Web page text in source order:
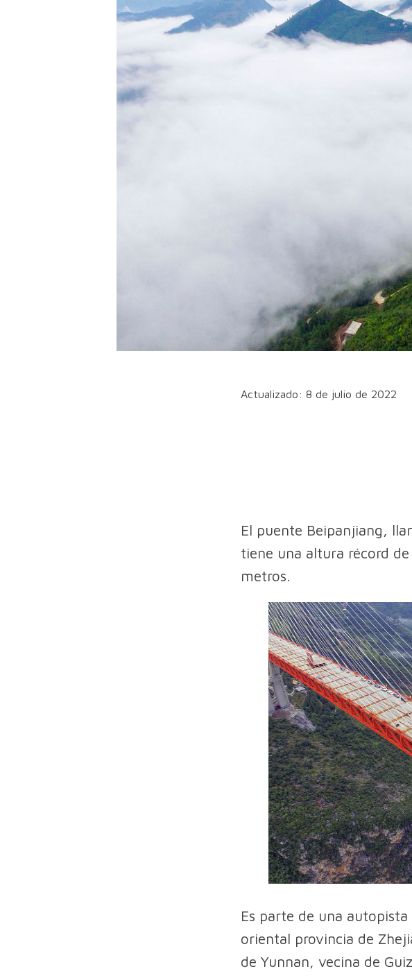
Actualizado: 8 de julio de 2022
El puente Beipanjiang,
tiene una altura récord
metros.
Es parte de una
oriental provincia de
de Yunnan, vecina de